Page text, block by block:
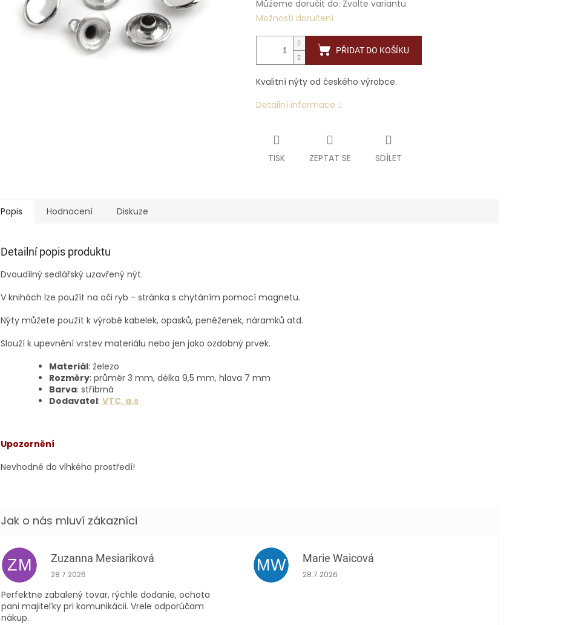
Můžeme doručit do: Zvolte variantu
Možnosti doručení
PŘIDAT DO KOŠÍKU
Kvalitní nýty od českého výrobce.
Detailní informace
TISK ZEPTAT SE SDÍLET
Popis Hodnocení Diskuze
Detailní popis produktu
Dvoudílný sedlářský uzavřený nýt.
V knihách lze použít na oči ryb - stránka s chytáním pomocí magnetu.
Nýty můžete použít k výrobě kabelek, opasků, peněženek, náramků atd.
Slouží k upevnění vrstev materiálu nebo jen jako ozdobný prvek.
Materiál: železo
Rozměry: průměr 3 mm, délka 9,5 mm, hlava 7 mm
Barva: stříbrná
Dodavatel: VTC, a.s
Upozornění
Nevhodné do vlhkého prostředí!
ZM Zuzanna Mesiariková
Hodnocení obchodu je 5 z 5 hvězdiček.
28.7.2026
Perfektne zabalený tovar, rýchle dodanie, ochota
pani majiteľky pri komunikácii. Vrele odporúčam
nákup.
MW Marie Waicová
Hodnocení obchodu je 5 z 5 hvězdiček.
28.7.2026